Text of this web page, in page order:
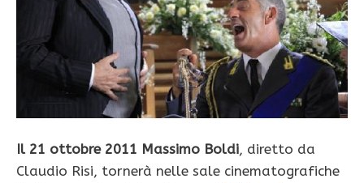
Il 21 ottobre 2011 Massimo Boldi, diretto da
Claudio Risi, tornerà nelle sale cinematografiche